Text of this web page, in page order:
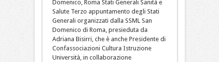
Domenico, Roma Stati Generali Sanità e
Salute Terzo appuntamento degli Stati
Generali organizzati dalla SSML San
Domenico di Roma, presieduta da
Adriana Bisirri, che è anche Presidente di
Confassociazioni Cultura Istruzione
Università, in collaborazione